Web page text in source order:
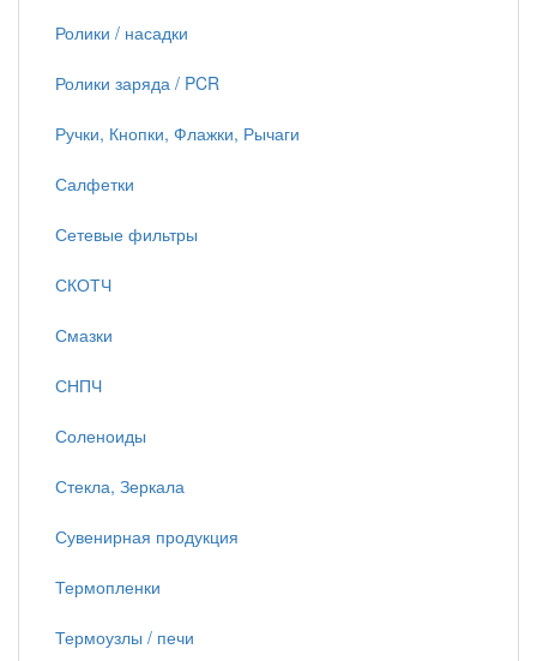
Ролики / насадки
Ролики заряда / PCR
Ручки, Кнопки, Флажки, Рычаги
Салфетки
Сетевые фильтры
СКОТЧ
Смазки
СНПЧ
Соленоиды
Стекла, Зеркала
Сувенирная продукция
Термопленки
Термоузлы / печи